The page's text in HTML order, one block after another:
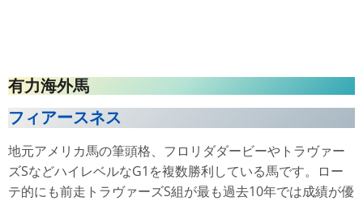
有力海外馬
フィアースネス
地元アメリカ馬の筆頭格、フロリダダービーやトラヴァー
ズSなどハイレベルなG1を複数勝利している馬です。ロー
テ的にも前走トラヴァーズS組が最も過去10年では成績が優